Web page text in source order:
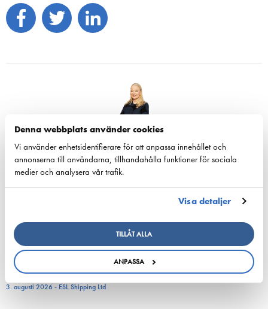
Denna webbplats använder cookies
Vi använder enhetsidentifierare för att anpassa innehållet och
annonserna till användarna, tillhandahålla funktioner för sociala
medier och analysera vår trafik.
Visa detaljer
TILLÅT ALLA
ANPASSA
Verkställande direktör
Tiina Tuurnala är verkställande direktör för Rederierna i Finland.
tiina.tuurnala@shipowners.fi / 040 5476 762
ESL Shipping is planned to form an independent,
listed company
3. augusti 2026 - ESL Shipping Ltd